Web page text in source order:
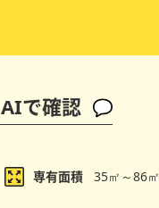
で確認
専有面積 35㎡～86㎡